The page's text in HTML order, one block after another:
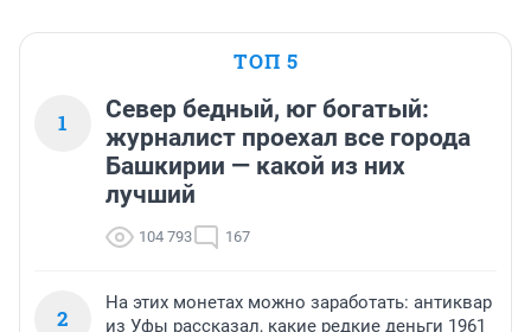
ТОП 5
1
Север бедный, юг богатый:
журналист проехал все города
Башкирии — какой из них
лучший
104 793 167
2
На этих монетах можно заработать: антиквар
из Уфы рассказал, какие редкие деньги 1961